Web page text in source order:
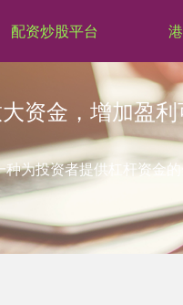
配资炒股平台
资金，增加盈
种为投资者提供杠杆资金